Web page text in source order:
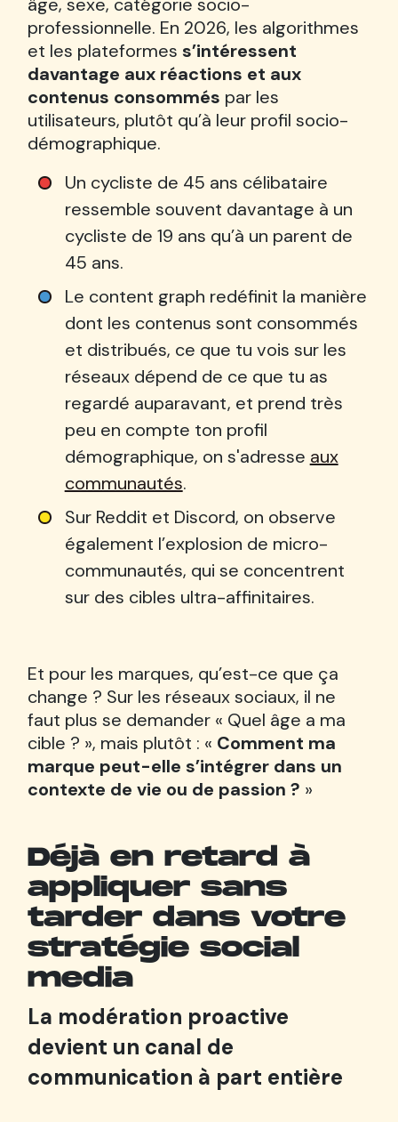
professionnelle. En 2026, les algorithmes
et les plateformes s’intéressent
davantage aux réactions et aux
contenus consommés par les
utilisateurs, plutôt qu’à leur profil socio-
démographique.
Un cycliste de 45 ans célibataire
ressemble souvent davantage à un
cycliste de 19 ans qu’à un parent de
45 ans.
Le content graph redéfinit la manière
dont les contenus sont consommés
et distribués, ce que tu vois sur les
réseaux dépend de ce que tu as
regardé auparavant, et prend très
peu en compte ton profil
démographique, on s'adresse aux
communautés.
Sur Reddit et Discord, on observe
également l’explosion de micro-
communautés, qui se concentrent
sur des cibles ultra-affinitaires.
Et pour les marques, qu’est-ce que ça
change ? Sur les réseaux sociaux, il ne
faut plus se demander « Quel âge a ma
cible ? », mais plutôt : « Comment ma
marque peut-elle s’intégrer dans un
contexte de vie ou de passion ? »
Déjà en retard à
appliquer sans
tarder dans votre
stratégie social
media
La modération proactive
devient un canal de
communication à part entière